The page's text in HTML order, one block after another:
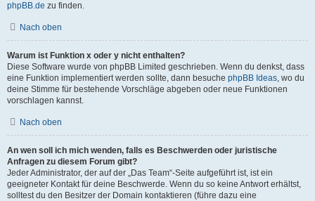
phpBB.de zu finden.
Nach oben
Warum ist Funktion x oder y nicht enthalten?
Diese Software wurde von phpBB Limited geschrieben. Wenn du denkst, dass
eine Funktion implementiert werden sollte, dann besuche phpBB Ideas, wo du
deine Stimme für bestehende Vorschläge abgeben oder neue Funktionen
vorschlagen kannst.
Nach oben
An wen soll ich mich wenden, falls es Beschwerden oder juristische
Anfragen zu diesem Forum gibt?
Jeder Administrator, der auf der „Das Team“-Seite aufgeführt ist, ist ein
geeigneter Kontakt für deine Beschwerde. Wenn du so keine Antwort erhältst,
solltest du den Besitzer der Domain kontaktieren (führe dazu eine